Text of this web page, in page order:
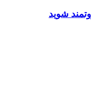
شوید